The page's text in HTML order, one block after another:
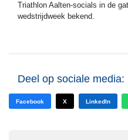
Triathlon Aalten-socials in de
wedstrijdweek bekend.
Deel op sociale media:
Facebook X LinkedIn